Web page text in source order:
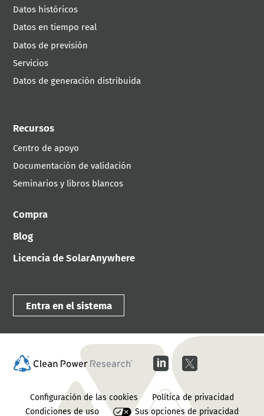
Datos históricos
Datos en tiempo real
Datos de previsión
Servicios
Datos de generación distribuida
Recursos
Centro de apoyo
Documentación de validación
Seminarios y libros blancos
Compra
Blog
Licencia de SolarAnywhere
Entra en el sistema
Configuración de las cookies
Política de privacidad
Condiciones de uso
Sus opciones de privacidad